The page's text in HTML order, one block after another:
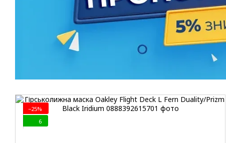
−25%
6